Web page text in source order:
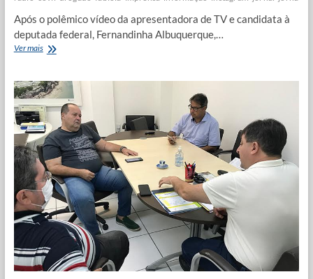
Após o polêmico vídeo da apresentadora de TV e candidata à
deputada federal, Fernandinha Albuquerque,…
Ver maisMovimento
paraibana
defende
Fernandinha
de
críticas
de
abortistas